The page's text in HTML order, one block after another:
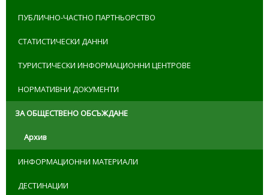
ПУБЛИЧНО-ЧАСТНО ПАРТНЬОРСТВО
СТАТИСТИЧЕСКИ ДАННИ
ТУРИСТИЧЕСКИ ИНФОРМАЦИОННИ ЦЕНТРОВЕ
НОРМАТИВНИ ДОКУМЕНТИ
ЗА ОБЩЕСТВЕНО ОБСЪЖДАНЕ
Архив
ИНФОРМАЦИОННИ МАТЕРИАЛИ
ДЕСТИНАЦИИ